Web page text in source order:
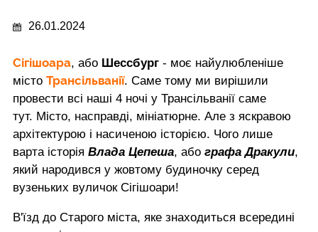
26.01.2024
Сігішоара, або Шессбург - моє найулюбленіше
місто Трансільванії. Саме тому ми вирішили
провести всі наші 4 ночі у Трансільванії саме
тут. Місто, насправді, мініатюрне. Але з яскравою
архітектурою і насиченою історією. Чого лише
варта історія Влада Цепеша, або графа Дракули,
який народився у жовтому будиночку серед
вузеньких вуличок Сігішоари!
В'їзд до Старого міста, яке знаходиться всередині